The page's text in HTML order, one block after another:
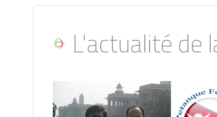
L'actualité de